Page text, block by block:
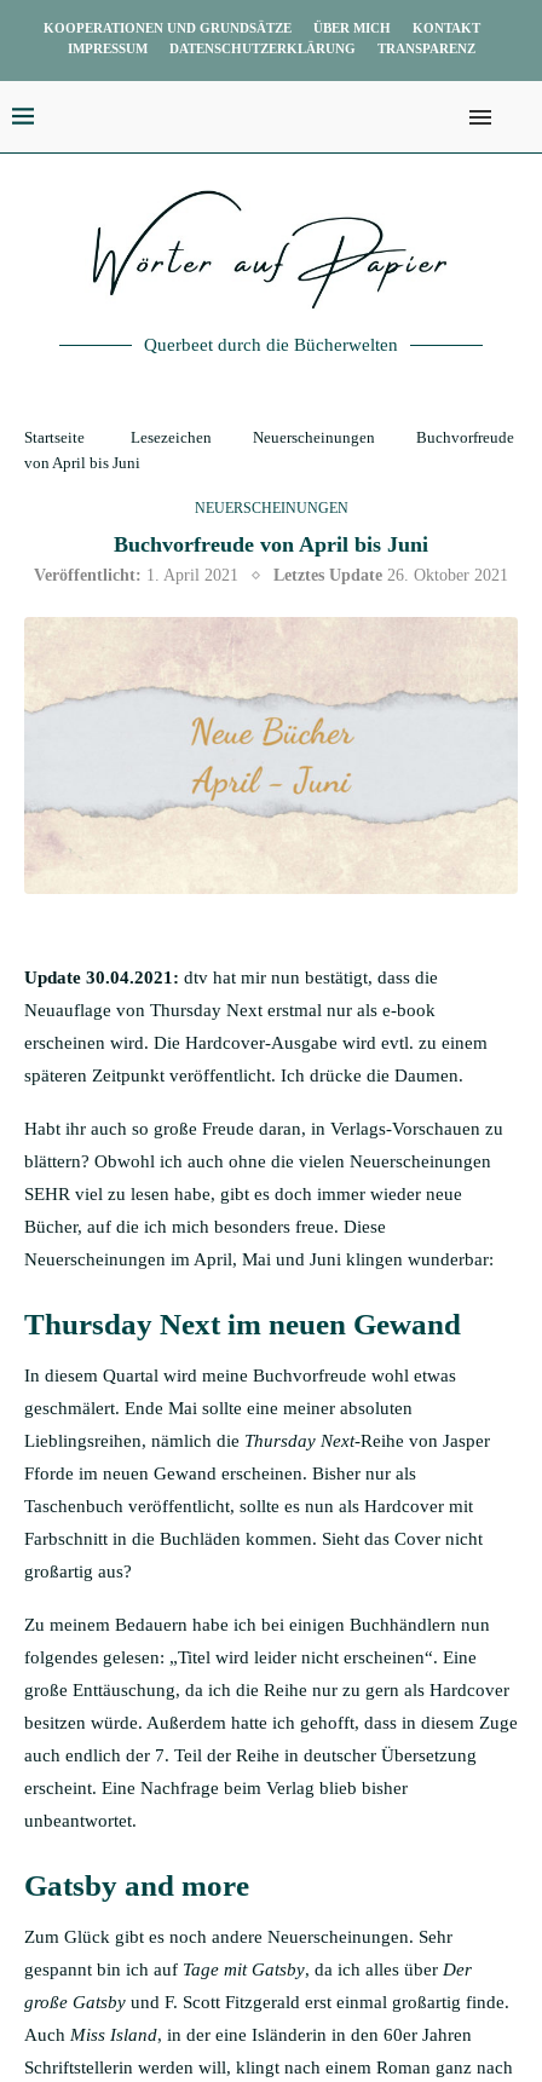
KOOPERATIONEN UND GRUNDSÄTZE ÜBER MICH
KONTAKT
IMPRESSUM
DATENSCHUTZERKLÄRUNG TRANSPARENZ
Querbeet durch die Bücherwelten
Startseite Lesezeichen Neuerscheinungen
Buchvorfreude
von April bis Juni
NEUERSCHEINUNGEN
Buchvorfreude von April bis Juni
Veröffentlicht: 1. April 2021 Letztes Update 26. Oktober 2021
Update 30.04.2021: dtv hat mir nun bestätigt, dass die
Neuauflage von Thursday Next erstmal nur als e-book
erscheinen wird. Die Hardcover-Ausgabe wird evtl. zu einem
späteren Zeitpunkt veröffentlicht. Ich drücke die Daumen.
Habt ihr auch so große Freude daran, in Verlags-Vorschauen zu
blättern? Obwohl ich auch ohne die vielen Neuerscheinungen
SEHR viel zu lesen habe, gibt es doch immer wieder neue
Bücher, auf die ich mich besonders freue. Diese
Neuerscheinungen im April, Mai und Juni klingen wunderbar:
Thursday Next im neuen Gewand
In diesem Quartal wird meine Buchvorfreude wohl etwas
geschmälert. Ende Mai sollte eine meiner absoluten
Lieblingsreihen, nämlich die Thursday Next-Reihe von Jasper
Fforde im neuen Gewand erscheinen. Bisher nur als
Taschenbuch veröffentlicht, sollte es nun als Hardcover mit
Farbschnitt in die Buchläden kommen. Sieht das Cover nicht
großartig aus?
Zu meinem Bedauern habe ich bei einigen Buchhändlern nun
folgendes gelesen: „Titel wird leider nicht erscheinen“. Eine
große Enttäuschung, da ich die Reihe nur zu gern als Hardcover
besitzen würde. Außerdem hatte ich gehofft, dass in diesem Zuge
auch endlich der 7. Teil der Reihe in deutscher Übersetzung
erscheint. Eine Nachfrage beim Verlag blieb bisher
unbeantwortet.
Gatsby and more
Zum Glück gibt es noch andere Neuerscheinungen. Sehr
gespannt bin ich auf Tage mit Gatsby, da ich alles über Der
große Gatsby und F. Scott Fitzgerald erst einmal großartig finde.
Auch Miss Island, in der eine Isländerin in den 60er Jahren
Schriftstellerin werden will, klingt nach einem Roman ganz nach